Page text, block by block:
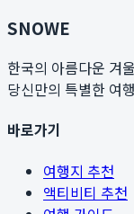
SNOWE
한국의 아름다운 겨
당신만의 특별한 여행
바로가기
여행지 추천
액티비티 추천